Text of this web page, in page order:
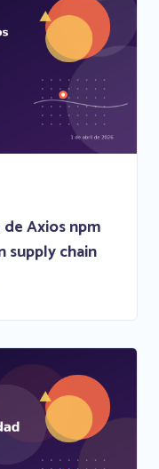
Axios npm
supply chain